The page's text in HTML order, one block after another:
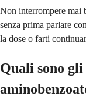
Non interrompere mai
senza prima parlare
la dose o farti
Quali sono